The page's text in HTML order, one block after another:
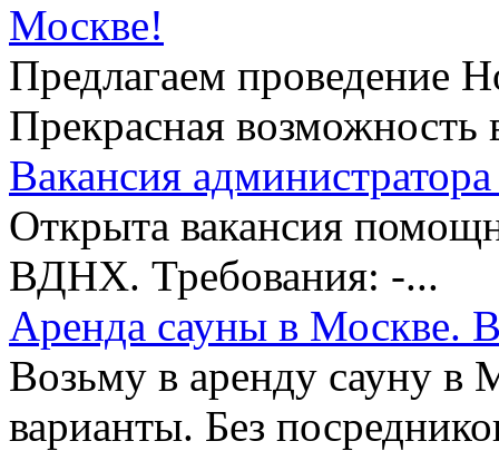
Москве!
Предлагаем проведение
Прекрасная возможность
Вакансия
Открыта вакансия
ВДНХ. Требования: -...
Аренда сауны в Москве.
Возьму в аренду сауну в
варианты. Без